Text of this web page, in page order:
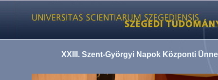
XXIII. Szent-Györgyi Napok Központi